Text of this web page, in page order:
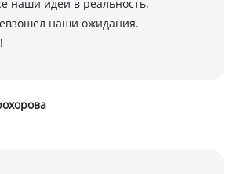
наши идеи в реальность.
наши ожидания.